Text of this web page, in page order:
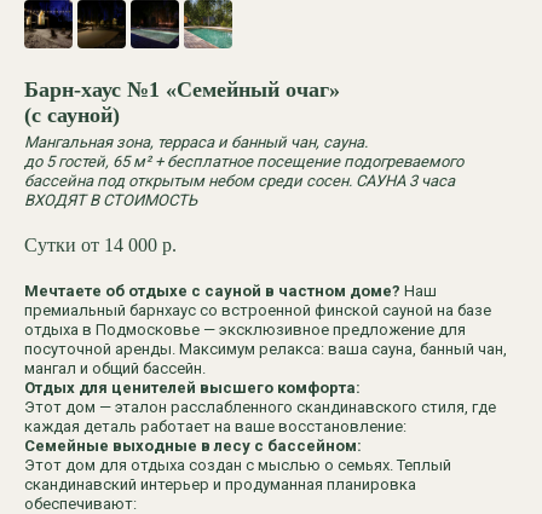
Барн-хаус №1 «Семейный очаг»
(с сауной)
Мангальная зона, терраса и банный чан, сауна.
до 5 гостей, 65 м² + бесплатное посещение подогреваемого
бассейна под открытым небом среди сосен. САУНА 3 часа
ВХОДЯТ В СТОИМОСТЬ
Сутки от 14 000 р.
Мечтаете об отдыхе с сауной в частном доме? Наш
премиальный барнхаус со встроенной финской сауной на базе
отдыха в Подмосковье — эксклюзивное предложение для
посуточной аренды. Максимум релакса: ваша сауна, банный чан,
мангал и общий бассейн.
Отдых для ценителей высшего комфорта:
Этот дом — эталон расслабленного скандинавского стиля, где
каждая деталь работает на ваше восстановление:
Семейные выходные в лесу с бассейном:
Этот дом для отдыха создан с мыслью о семьях. Теплый
скандинавский интерьер и продуманная планировка
обеспечивают: